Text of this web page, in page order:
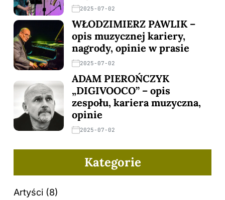
2025-07-02
WŁODZIMIERZ PAWLIK –
opis muzycznej kariery,
nagrody, opinie w prasie
2025-07-02
ADAM PIEROŃCZYK
„DIGIVOOCO” – opis
zespołu, kariera muzyczna,
opinie
2025-07-02
Kategorie
Artyści (8)